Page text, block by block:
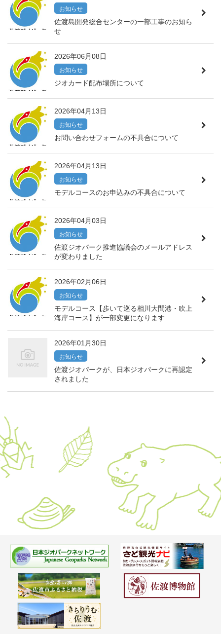
お知らせ
佐渡島開発総合センターの一部工事のお知ら
せ
2026年06月08日
お知らせ
ジオカード配布場所について
2026年04月13日
お知らせ
お問い合わせフォームの不具合について
2026年04月13日
お知らせ
モデルコースのお申込みの不具合について
2026年04月03日
お知らせ
佐渡ジオパーク推進協議会のメールアドレス
が変わりました
2026年02月06日
お知らせ
モデルコース【歩いて巡る相川大間港・吹上
海岸コース】が一部変更になります
2026年01月30日
お知らせ
佐渡ジオパークが、日本ジオパークに再認定
されました